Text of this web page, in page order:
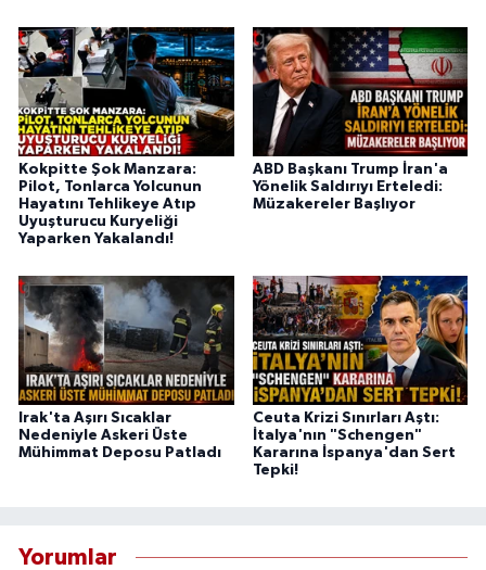
Kokpitte Şok Manzara:
Pilot, Tonlarca Yolcunun
Hayatını Tehlikeye Atıp
Uyuşturucu Kuryeliği
Yaparken Yakalandı!
ABD Başkanı Trump İran'a
Yönelik Saldırıyı Erteledi:
Müzakereler Başlıyor
Irak'ta Aşırı Sıcaklar
Nedeniyle Askeri Üste
Mühimmat Deposu Patladı
Ceuta Krizi Sınırları Aştı:
İtalya'nın "Schengen"
Kararına İspanya'dan Sert
Tepki!
Yorumlar